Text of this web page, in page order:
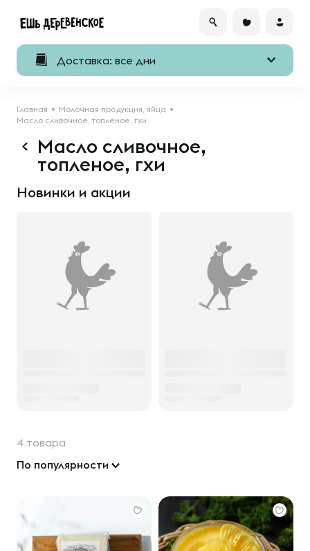
Доставка: все дни
Главная
Молочная продукция, яйца
Масло сливочное, топленое, гхи
Масло сливочное,
топленое, гхи
Новинки и акции
4 товара
По популярности